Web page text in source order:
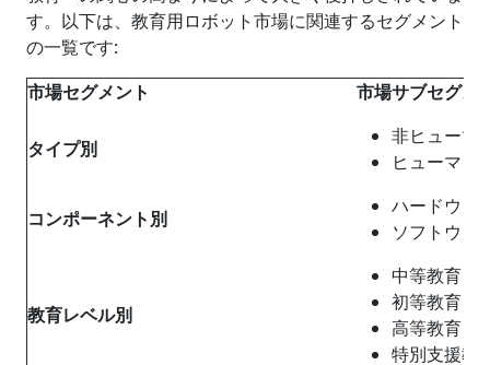
す。以下は、教育用ロボット市場に関連するセグメント
の一覧です:
市場セグメント
市場サブセグメ
タイプ別
非ヒューマ
ヒューマノ
コンポーネント別
ハードウェ
ソフトウェ
教育レベル別
中等教育
初等教育
高等教育
特別支援教